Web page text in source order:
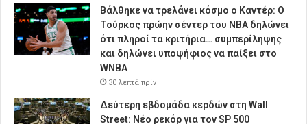
Βάλθηκε να τρελάνει κόσμο ο Καντέρ: Ο
Τούρκος πρώην σέντερ του NBA δηλώνει
ότι πληροί τα κριτήρια… συμπερίληψης
και δηλώνει υποψήφιος να παίξει στο
WNBA
30 λεπτά πρίν
Δεύτερη εβδομάδα κερδών στη Wall
Street: Νέο ρεκόρ για τον SP 500